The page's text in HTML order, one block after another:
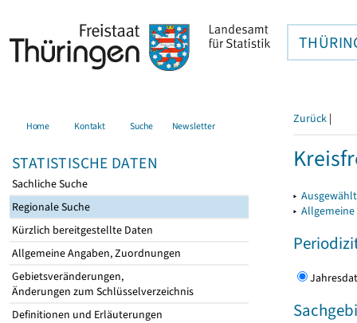
Home Kontakt Suche Newsletter
STATISTISCHE DATEN
Sachliche Suche
Regionale Suche
Kürzlich bereitgestellte Daten
Allgemeine Angaben, Zuordnungen
Gebietsveränderungen,
Änderungen zum Schlüsselverzeichnis
Definitionen und Erläuterungen
Zurück |
▸
▸